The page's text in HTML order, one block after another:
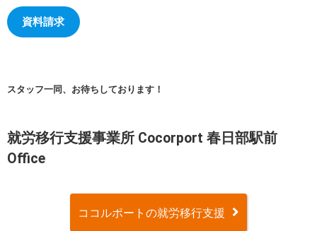
資料請求
スタッフ一同、お待ちしております！
就労移行支援事業所 Cocorport 春日部駅前
Office
ココルポートの就労移行支援